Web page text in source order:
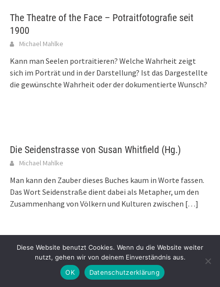
The Theatre of the Face – Potraitfotografie seit
1900
Michael Mahlke
Kann man Seelen portraitieren? Welche Wahrheit zeigt
sich im Porträt und in der Darstellung? Ist das Dargestellte
die gewünschte Wahrheit oder der dokumentierte Wunsch?
Die Seidenstrasse von Susan Whitfield (Hg.)
Michael Mahlke
Man kann den Zauber dieses Buches kaum in Worte fassen.
Das Wort Seidenstraße dient dabei als Metapher, um den
Zusammenhang von Völkern und Kulturen zwischen […]
Die fotografische Inszenierung des Verbrechens.
Ein Album aus Auschwitz
Diese Website benutzt Cookies. Wenn du die Website weiter
nutzt, gehen wir von deinem Einverständnis aus.
OK
Datenschutzerklärung